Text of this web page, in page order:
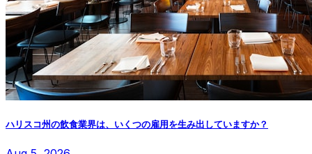
ハリスコ州の飲食業界は、いくつの雇用を生み出していますか？